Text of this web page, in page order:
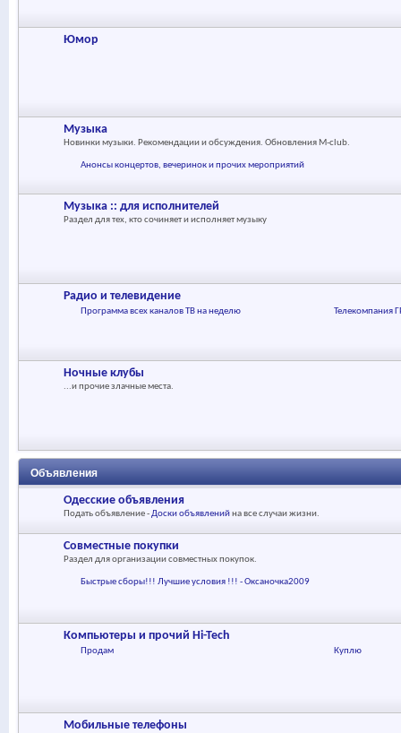
Юмор
Музыка
Новинки музыки. Рекомендации и обсуждения. Обновления M-club.
Анонсы концертов, вечеринок и прочих мероприятий
Музыка :: для исполнителей
Раздел для тех, кто сочиняет и исполняет музыку
Радио и телевидение
Программа всех каналов ТВ на неделю Телекомпания
Ночные клубы
...и прочие злачные места.
Объявления
Одесские объявления
Подать объявление -Доски объявленийна все случаи жизни.
Совместные покупки
Раздел для организации совместных покупок.
Быстрые сборы!!! Лучшие условия !!! - Оксаночка2009
Компьютеры и прочий Hi-Tech
Продам Куплю
Мобильные телефоны